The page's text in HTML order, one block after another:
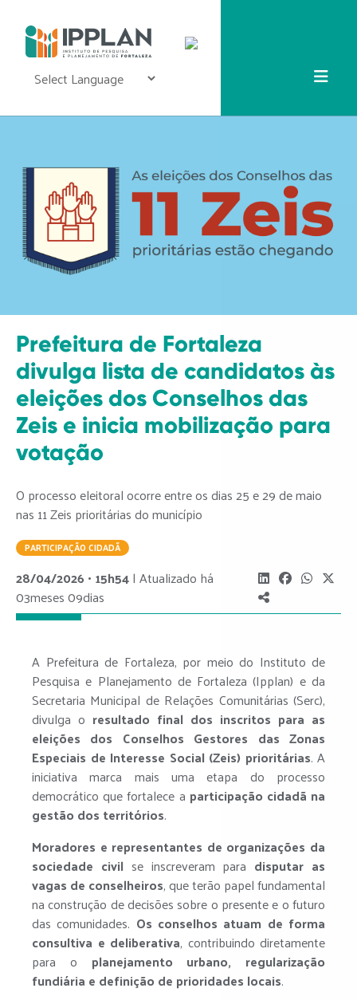
Prefeitura de Fortaleza
divulga lista de candidatos às
eleições dos Conselhos das
Zeis e inicia mobilização para
votação
O processo eleitoral ocorre entre os dias 25 e 29 de maio
nas 11 Zeis prioritárias do município
PARTICIPAÇÃO CIDADÃ
28/04/2026 • 15h54| Atualizado há
03meses 09dias
A Prefeitura de Fortaleza, por meio do Instituto de
Pesquisa e Planejamento de Fortaleza (Ipplan) e da
Secretaria Municipal de Relações Comunitárias (Serc),
divulga o resultado final dos inscritos para as
eleições dos Conselhos Gestores das Zonas
Especiais de Interesse Social (Zeis) prioritárias. A
iniciativa marca mais uma etapa do processo
democrático que fortalece a participação cidadã na
gestão dos territórios.
Moradores e representantes de organizações da
sociedade civil se inscreveram para disputar as
vagas de conselheiros, que terão papel fundamental
na construção de decisões sobre o presente e o futuro
das comunidades. Os conselhos atuam de forma
consultiva e deliberativa, contribuindo diretamente
para o planejamento urbano, regularização
fundiária e definição de prioridades locais.